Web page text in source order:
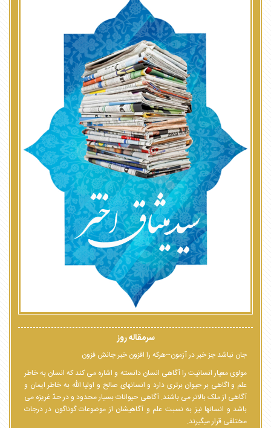
سرمقاله روز
جان نباشد جز خبر در آزمون--هرکه را افزون خبر جانش فزون
مولوی معیار انسانیت را آگاهی انسان دانسته و اشاره می کند که انسان به خاطر
علم و اگاهی بر حیوان برتری دارد و انسانهای صالح و اولیا الله به خاطر ایمان و
آگاهی از ملک بالاتر می باشند. آگاهی حیوانات بسیار محدود و در حدّ غریزه می
باشد و انسانها نیز به نسبت علم و آگاهیشان از موضوعات گوناگون در درجات
مختلفی قرار میگیرند.